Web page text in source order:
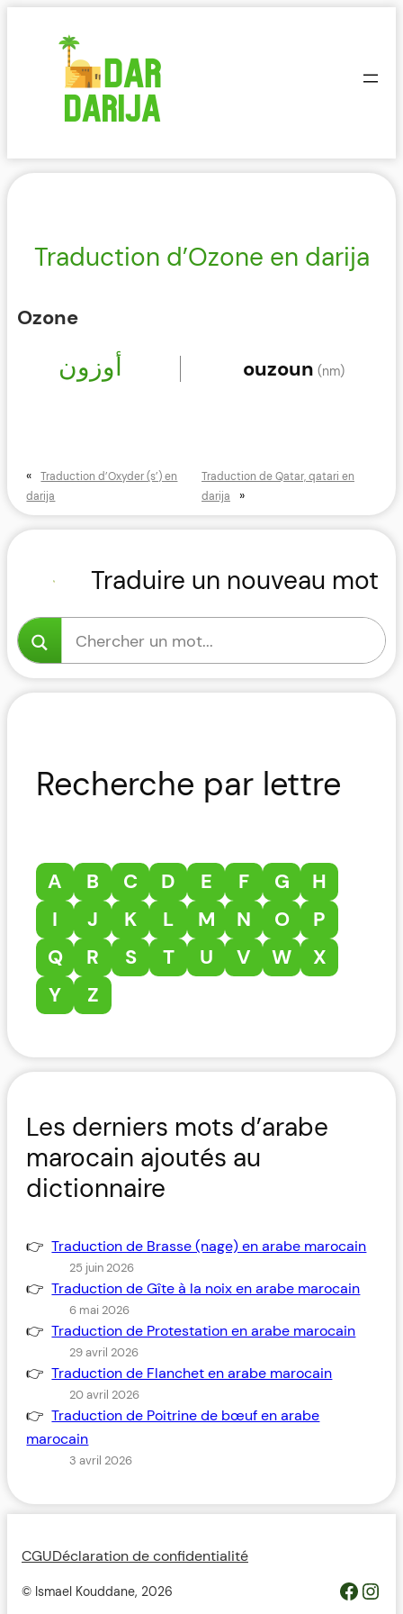
Traduction d’Ozone en darija
Ozone
أوزون ouzoun (nm)
«
Traduction d’Oxyder (s’) en
darija
Traduction de Qatar, qatari en
darija
»
Traduire un nouveau mot
Recherche par lettre
A B C D E F G
H
I
J K L M N O
P
Q
R S T U V W
X
Y
Z
Les derniers mots d’arabe
marocain ajoutés au
dictionnaire
Traduction de Brasse (nage) en arabe marocain
25 juin 2026
Traduction de Gîte à la noix en arabe marocain
6 mai 2026
Traduction de Protestation en arabe marocain
29 avril 2026
Traduction de Flanchet en arabe marocain
20 avril 2026
Traduction de Poitrine de bœuf en arabe
marocain
3 avril 2026
CGUDéclaration de confidentialité
© Ismael Kouddane, 2026 https://www.facebook.com/profile.php?id=100093685364119&__cft__[0]=AZWovLDTUsZGvQikhreHbQlM2wwUJXYZcMIQqUCyjo4QRRB9L4ThlW7gKbCbGuz9_6H_Y_jmfsuYI_nC2pEyGg8Z46ODdeAqO0_3dJH3dIcJTw&__tn__=-UC%2CP-R